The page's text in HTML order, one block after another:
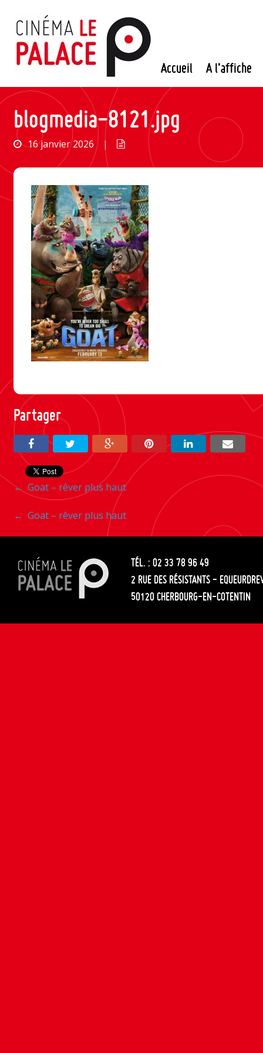
contenu
Accueil A l’affiche
blogmedia-8121.jpg
16 janvier 2026 |
Partager
Navigation
entre
les
articles
← Goat – rêver plus haut
Navigation
entre
les
articles
← Goat – rêver plus haut
TÉL. : 02 33 78 96 49
2 RUE DES RÉSISTANTS -
50120 CHERBOURG-EN-COTENTIN